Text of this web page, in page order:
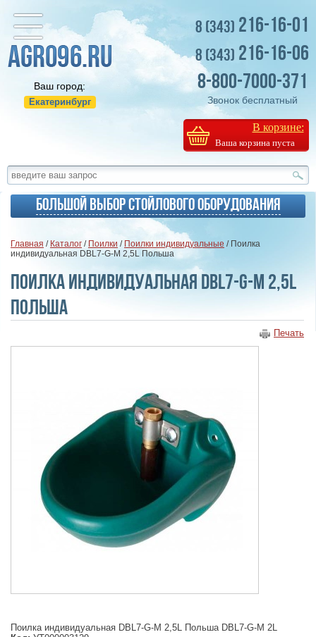
Ваш город:
Екатеринбург
8 (343) 216-16-01
8 (343) 216-16-06
8-800-7000-371
Звонок бесплатный
В корзине:
Ваша корзина пуста
Большой выбор стойлового оборудования
Главная / Каталог / Поилки / Поилки индивидуальные / Поилка
индивидуальная DBL7-G-M 2,5L Польша
Поилка индивидуальная DBL7-G-M 2,5L
Польша
Печать
Поилка индивидуальная DBL7-G-M 2,5L Польша DBL7-G-M 2L